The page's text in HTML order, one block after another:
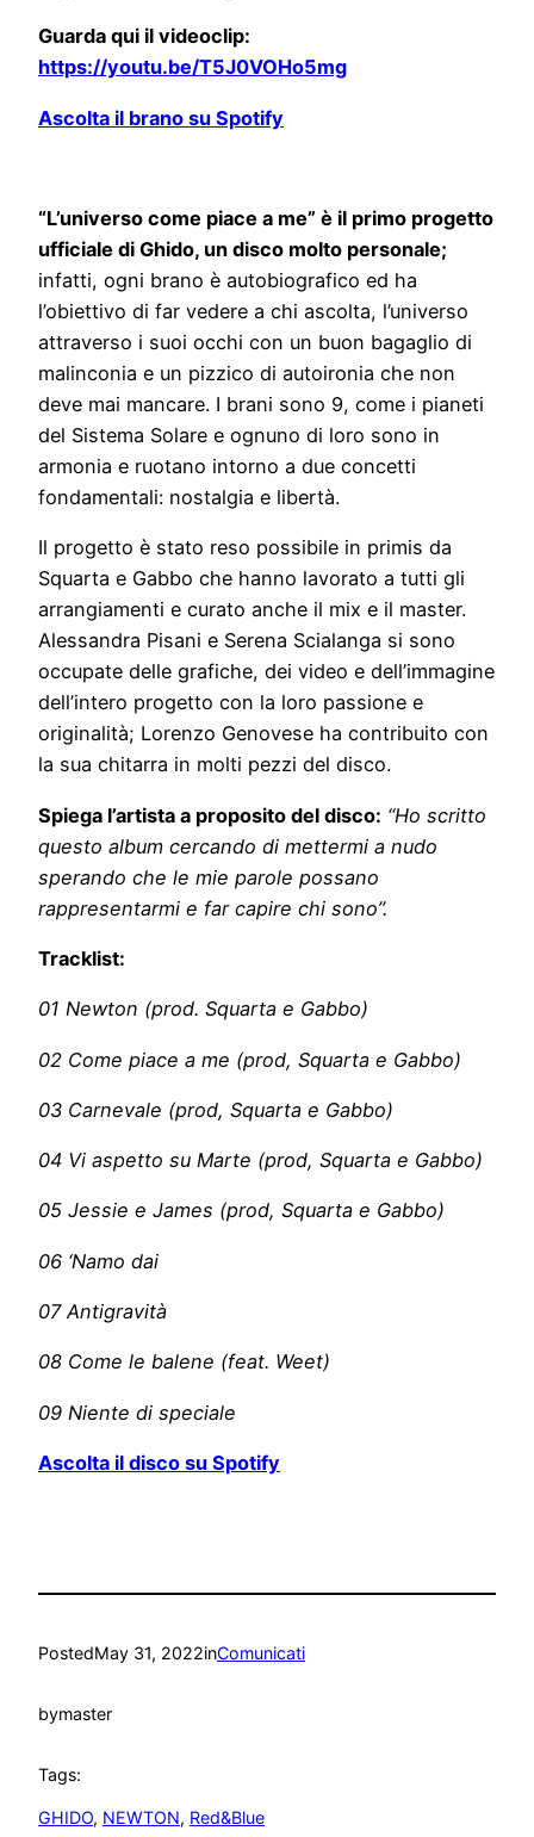
Guarda qui il videoclip:
https://youtu.be/T5J0VOHo5mg
Ascolta il brano su Spotify
“L’universo come piace a me” è il primo progetto
ufficiale di Ghido, un disco molto personale;
infatti, ogni brano è autobiografico ed ha
l’obiettivo di far vedere a chi ascolta, l’universo
attraverso i suoi occhi con un buon bagaglio di
malinconia e un pizzico di autoironia che non
deve mai mancare. I brani sono 9, come i pianeti
del Sistema Solare e ognuno di loro sono in
armonia e ruotano intorno a due concetti
fondamentali: nostalgia e libertà.
Il progetto è stato reso possibile in primis da
Squarta e Gabbo che hanno lavorato a tutti gli
arrangiamenti e curato anche il mix e il master.
Alessandra Pisani e Serena Scialanga si sono
occupate delle grafiche, dei video e dell’immagine
dell’intero progetto con la loro passione e
originalità; Lorenzo Genovese ha contribuito con
la sua chitarra in molti pezzi del disco.
Spiega l’artista a proposito del disco: “Ho scritto
questo album cercando di mettermi a nudo
sperando che le mie parole possano
rappresentarmi e far capire chi sono”.
Tracklist:
01 Newton (prod. Squarta e Gabbo)
02 Come piace a me (prod, Squarta e Gabbo)
03 Carnevale (prod, Squarta e Gabbo)
04 Vi aspetto su Marte (prod, Squarta e Gabbo)
05 Jessie e James (prod, Squarta e Gabbo)
06 ‘Namo dai
07 Antigravità
08 Come le balene (feat. Weet)
09 Niente di speciale
Ascolta il disco su Spotify
PostedMay 31, 2022inComunicati
bymaster
Tags:
GHIDO, NEWTON, Red&Blue